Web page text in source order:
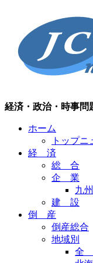
経済・政治・時事問
ホーム
トップニ
経 済
総 合
企 業
九
建 設
倒 産
倒産総合
地域別
全